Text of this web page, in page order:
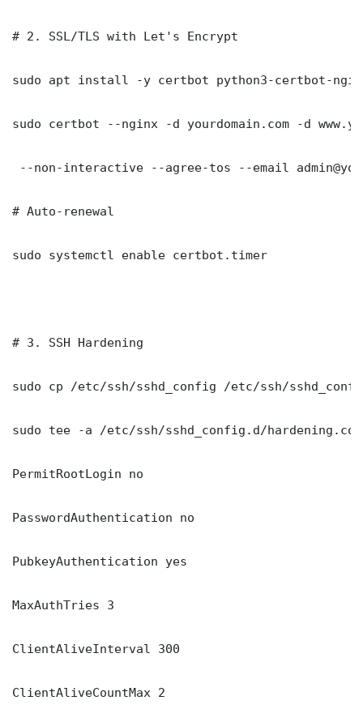
# 2. SSL/TLS with Let's Encrypt
sudo apt install -y certbot python3-certbot-
sudo certbot --nginx -d yourdomain.com -d
--non-interactive --agree-tos --email
# Auto-renewal
sudo systemctl enable certbot.timer
# 3. SSH Hardening
sudo cp /etc/ssh/sshd_config /etc/ssh/
sudo tee -a /etc/ssh/sshd_config.d/
PermitRootLogin no
PasswordAuthentication no
PubkeyAuthentication yes
MaxAuthTries 3
ClientAliveInterval 300
ClientAliveCountMax 2